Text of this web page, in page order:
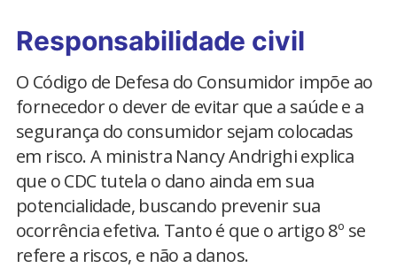
Responsabilidade civil
O Código de Defesa do Consumidor impõe ao
fornecedor o dever de evitar que a saúde e a
segurança do consumidor sejam colocadas
em risco. A ministra Nancy Andrighi explica
que o CDC tutela o dano ainda em sua
potencialidade, buscando prevenir sua
ocorrência efetiva. Tanto é que o artigo 8º se
refere a riscos, e não a danos.